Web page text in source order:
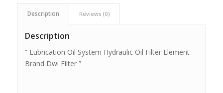
Description Reviews (0)
Description
” Lubrication Oil System Hydraulic Oil Filter Element
Brand Dwi Filter ”